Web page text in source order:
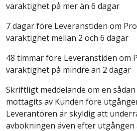
varaktighet på mer än 6 dagar
7 dagar före Leveranstiden om
varaktighet mellan 2 och 6 dagar
48 timmar före Leveranstiden om
varaktighet på mindre än 2 dagar
Skriftligt meddelande om en
mottagits av Kunden före
Leverantören är skyldig att
avbokningen även efter utgången